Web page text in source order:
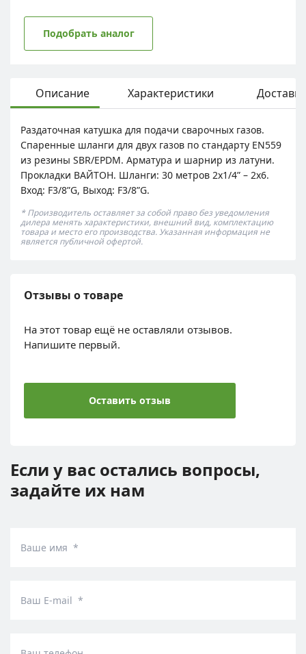
Подобрать аналог
Описание Характеристики Доставка
Раздаточная катушка для подачи сварочных газов.
Спаренные шланги для двух газов по стандарту EN559
из резины SBR/EPDM. Арматура и шарнир из латуни.
Прокладки ВАЙТОН. Шланги: 30 метров 2х1/4” – 2х6.
Вход: F3/8”G, Выход: F3/8”G.
* Производитель оставляет за собой право без уведомления
дилера менять характеристики, внешний вид, комплектацию
товара и место его производства. Указанная информация не
является публичной офертой.
Отзывы о товаре
На этот товар ещё не оставляли отзывов.
Напишите первый.
Оставить отзыв
Если у вас остались вопросы,
задайте их нам
Ваше имя *
Ваш E-mail *